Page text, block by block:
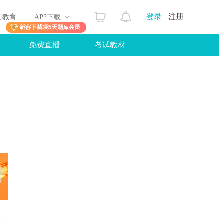
登录 注册
教育 APP下载
免费直播 考试教材